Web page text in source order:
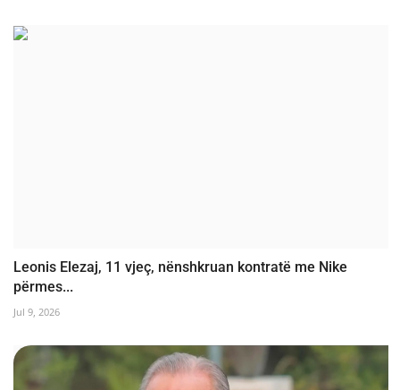
Leonis Elezaj, 11 vjeç, nënshkruan kontratë me Nike
përmes...
Jul 9, 2026